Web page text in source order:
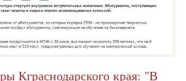
Кграснодарского края: "В